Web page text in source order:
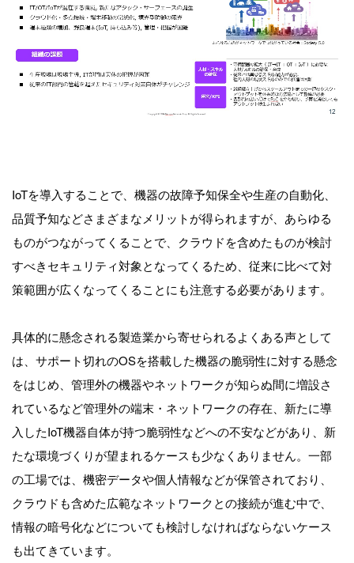
IoTを導入することで、機器の故障予知保全や生産の自動化、
品質予知などさまざまなメリットが得られますが、あらゆる
ものがつながってくることで、クラウドを含めたものが検討
すべきセキュリティ対象となってくるため、従来に比べて対
策範囲が広くなってくることにも注意する必要があります。
具体的に懸念される製造業から寄せられるよくある声として
は、サポート切れのOSを搭載した機器の脆弱性に対する懸念
をはじめ、管理外の機器やネットワークが知らぬ間に増設さ
れているなど管理外の端末・ネットワークの存在、新たに導
入したIoT機器自体が持つ脆弱性などへの不安などがあり、新
たな環境づくりが望まれるケースも少なくありません。一部
の工場では、機密データや個人情報などが保管されており、
クラウドも含めた広範なネットワークとの接続が進む中で、
情報の暗号化などについても検討しなければならないケース
も出てきています。